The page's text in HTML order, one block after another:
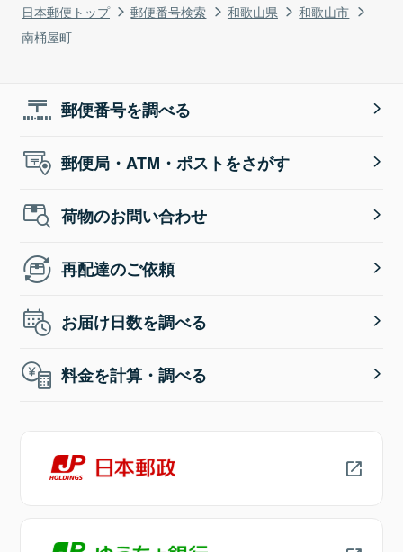
日本郵便トップ 郵便番号検索 和歌山県
和歌山市
南桶屋町
郵便番号を調べる
郵便局・ATM・ポストをさがす
荷物のお問い合わせ
再配達のご依頼
お届け日数を調べる
料金を計算・調べる